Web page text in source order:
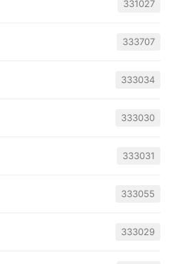
331027
333707
333034
333030
333031
333055
333029